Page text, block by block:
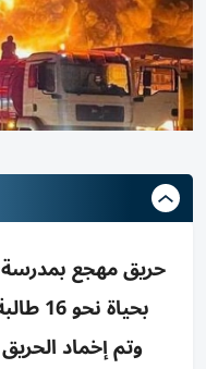
حريق مهجع بمدرسة
وتم إخماد